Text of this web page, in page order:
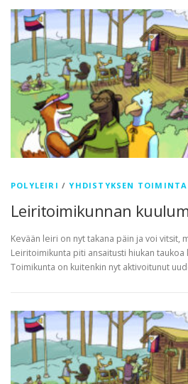
POLYLEIRI /YHDISTYKSEN TOIMINTA
Leiritoimikunnan
Kevään leiri on nyt takana päin ja voi vitsit,
Leiritoimikunta piti ansaitusti hiukan
Toimikunta on kuitenkin nyt aktivoitunut